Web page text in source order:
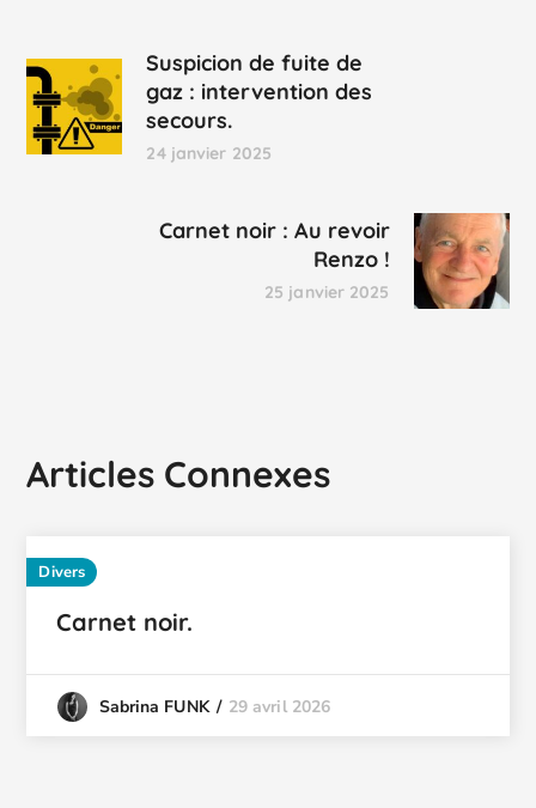
Suspicion de fuite de
gaz : intervention des
secours.
24 janvier 2025
Carnet noir : Au revoir
Renzo !
25 janvier 2025
Articles Connexes
Divers
Carnet noir.
Sabrina FUNK 29 avril 2026